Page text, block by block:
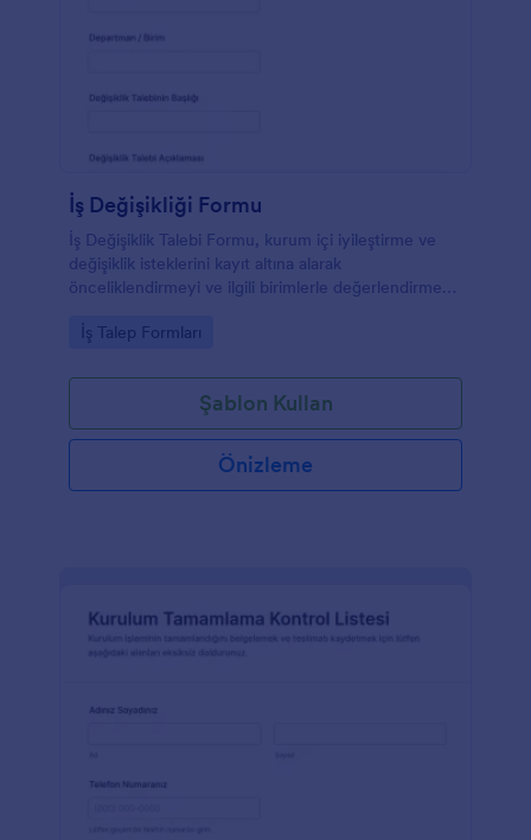
İş Değişikliği Formu
İş Değişiklik Talebi Formu, kurum içi iyileştirme ve
değişiklik isteklerini kayıt altına alarak
önceliklendirmeyi ve ilgili birimlerle değerlendirme
tasarlanmıştır.
Go to Category:
İş Talep Formları
Şablon Kullan
Önizleme